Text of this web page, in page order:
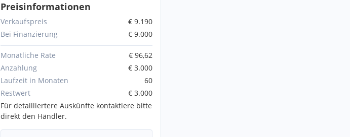
Preisinformationen
Verkaufspreis
€ 9.190
Bei Finanzierung
€ 9.000
Monatliche Rate
€ 96,62
Anzahlung
€ 3.000
Laufzeit in Monaten
60
Restwert
€ 3.000
Für detailliertere Auskünfte kontaktiere bitte
direkt den Händler.